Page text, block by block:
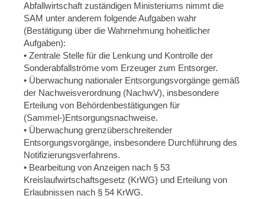
Abfallwirtschaft zuständigen Ministeriums nimmt die
SAM unter anderem folgende Aufgaben wahr
(Bestätigung über die Wahrnehmung hoheitlicher
Aufgaben):
• Zentrale Stelle für die Lenkung und Kontrolle der
Sonderabfallströme vom Erzeuger zum Entsorger.
• Überwachung nationaler Entsorgungsvorgänge gemäß
der Nachweisverordnung (NachwV), insbesondere
Erteilung von Behördenbestätigungen für
(Sammel-)Entsorgungsnachweise.
• Überwachung grenzüberschreitender
Entsorgungsvorgänge, insbesondere Durchführung des
Notifizierungsverfahrens.
• Bearbeitung von Anzeigen nach § 53
Kreislaufwirtschaftsgesetz (KrWG) und Erteilung von
Erlaubnissen nach § 54 KrWG.